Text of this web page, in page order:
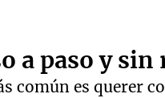
a paso y sin
común es querer